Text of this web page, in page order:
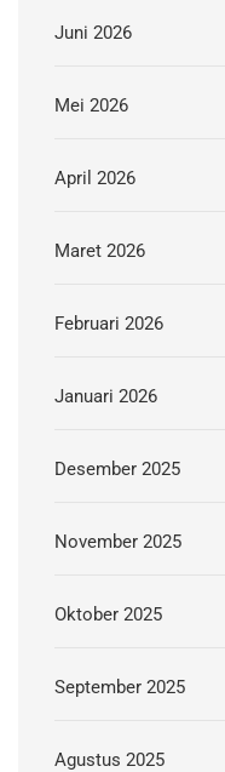
Juni 2026
Mei 2026
April 2026
Maret 2026
Februari 2026
Januari 2026
Desember 2025
November 2025
Oktober 2025
September 2025
Agustus 2025